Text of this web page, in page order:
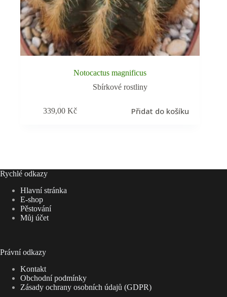
Notocactus magnificus
Sbírkové rostliny
339,00Kč Přidat do košíku
Rychlé odkazy
Hlavní stránka
E-shop
Pěstování
Můj účet
Právní odkazy
Kontakt
Obchodní podmínky
Zásady ochrany osobních údajů (GDPR)